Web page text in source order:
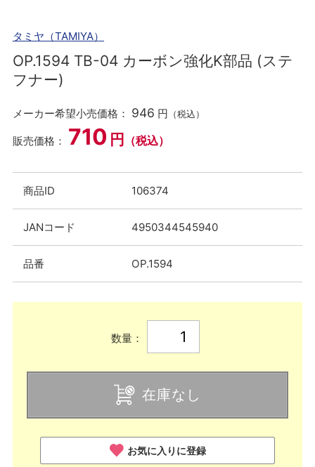
タミヤ（TAMIYA）
OP.1594 TB-04 カーボン強化K部品 (ステ
フナー)
メーカー希望小売価格： 946 円 （税込）
販売価格： 710 円 （税込）
商品ID 106374
JANコード 4950344545940
品番 OP.1594
数量：
在庫なし
お気に入りに登録